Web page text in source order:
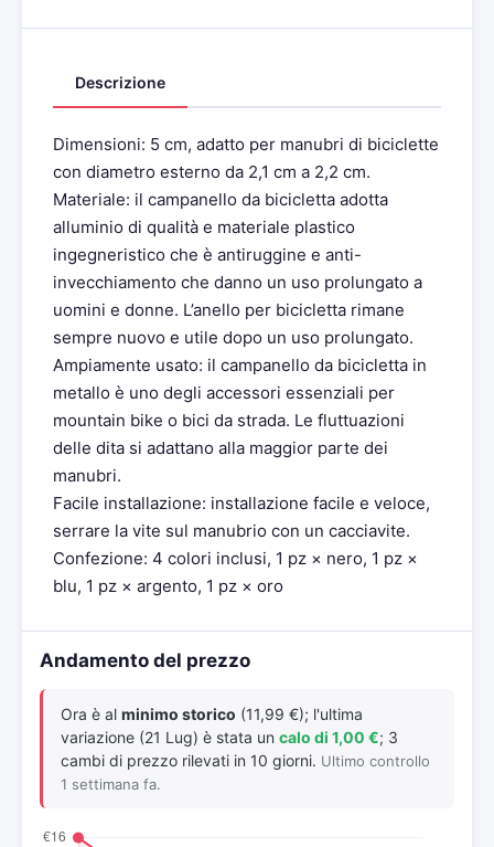
Descrizione
Dimensioni: 5 cm, adatto per manubri di biciclette
con diametro esterno da 2,1 cm a 2,2 cm.
Materiale: il campanello da bicicletta adotta
alluminio di qualità e materiale plastico
ingegneristico che è antiruggine e anti-
invecchiamento che danno un uso prolungato a
uomini e donne. L’anello per bicicletta rimane
sempre nuovo e utile dopo un uso prolungato.
Ampiamente usato: il campanello da bicicletta in
metallo è uno degli accessori essenziali per
mountain bike o bici da strada. Le fluttuazioni
delle dita si adattano alla maggior parte dei
manubri.
Facile installazione: installazione facile e veloce,
serrare la vite sul manubrio con un cacciavite.
Confezione: 4 colori inclusi, 1 pz × nero, 1 pz ×
blu, 1 pz × argento, 1 pz × oro
Andamento del prezzo
Ora è al minimo storico (11,99 €); l'ultima
variazione (21 Lug) è stata un calo di 1,00 €; 3
cambi di prezzo rilevati in 10 giorni. Ultimo controllo
1 settimana fa.